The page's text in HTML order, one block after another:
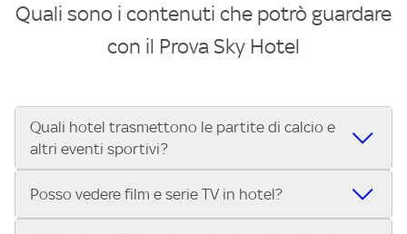
Quali sono i contenuti che potrò guardare
con il Prova Sky Hotel
Quali hotel trasmettono le partite di calcio e
altri eventi sportivi?
Se cerchi un hotel dove poter vedere le partite di Serie A,
Posso vedere film e serie TV in hotel?